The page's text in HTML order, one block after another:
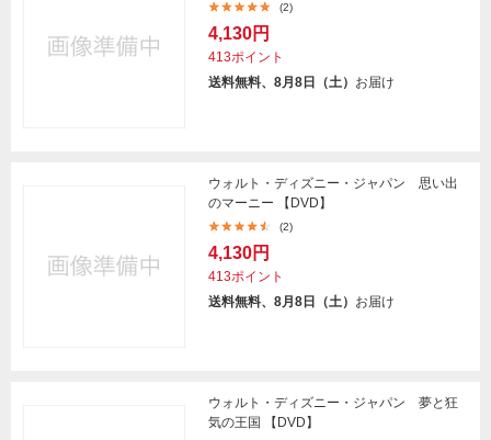
(2)
4,130円
413ポイント
送料無料、8月8日（土） お届け
ウォルト・ディズニー・ジャパン 思い出
のマーニー 【DVD】
(2)
4,130円
413ポイント
送料無料、8月8日（土） お届け
ウォルト・ディズニー・ジャパン 夢と狂
気の王国 【DVD】